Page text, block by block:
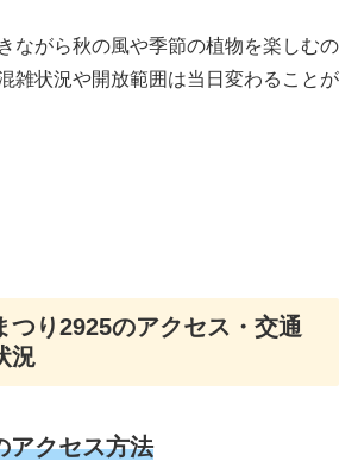
ながら秋の風や季節の植物を楽しむの
雑状況や開放範囲は当日変わることが
つり2925のアクセス・交通
況
アクセス方法